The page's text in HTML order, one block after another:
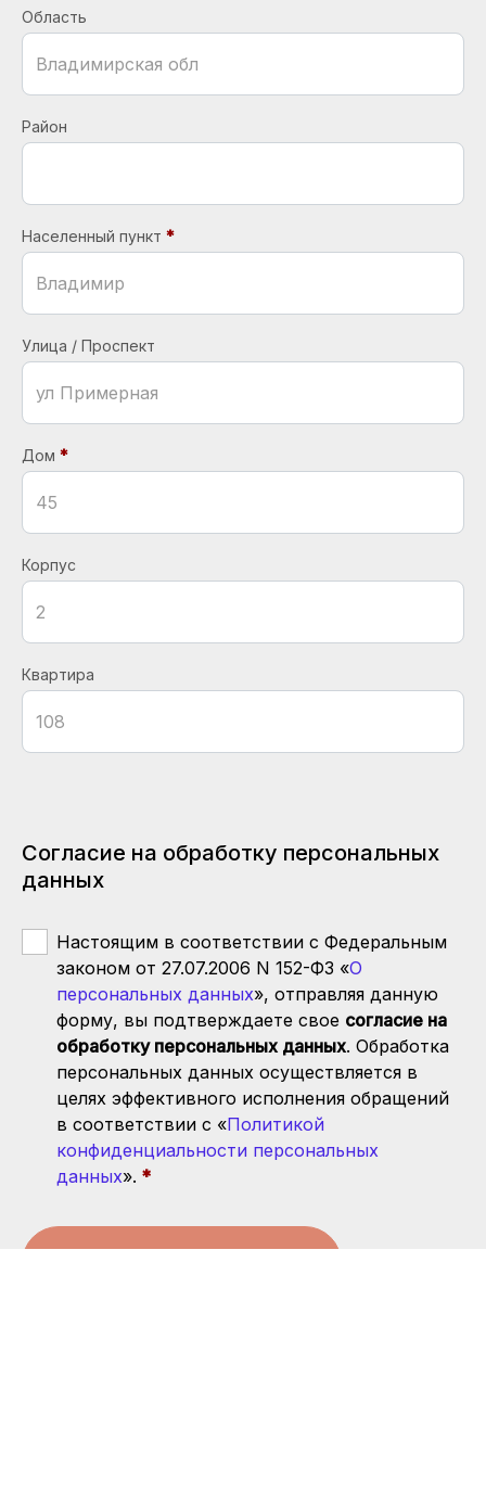
Область
Район
Населенный пункт
Улица / Проспект
Дом
Корпус
Квартира
Согласие на обработку персональных
данных
Настоящим в соответствии с Федеральным
законом от 27.07.2006 N 152-ФЗ «О
персональных данных», отправляя данную
форму, вы подтверждаете свое согласие на
обработку персональных данных. Обработка
персональных данных осуществляется в
целях эффективного исполнения обращений
в соответствии с «Политикой
конфиденциальности персональных
данных».